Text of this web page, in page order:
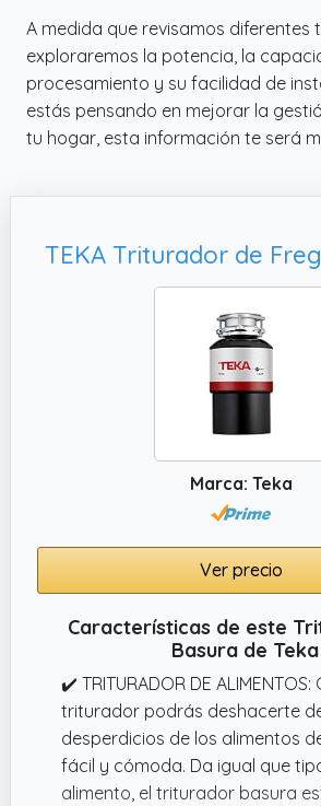
A medida que revisamos diferentes
exploraremos la potencia, la
procesamiento y su facilidad de
estás pensando en mejorar la
tu hogar, esta información te será
Marca: Teka
Ver precio
Características de este
Basura de Teka
✔️ TRITURADOR DE
triturador podrás deshacerte
desperdicios de los alimentos
fácil y cómoda. Da igual que
alimento, el triturador basura